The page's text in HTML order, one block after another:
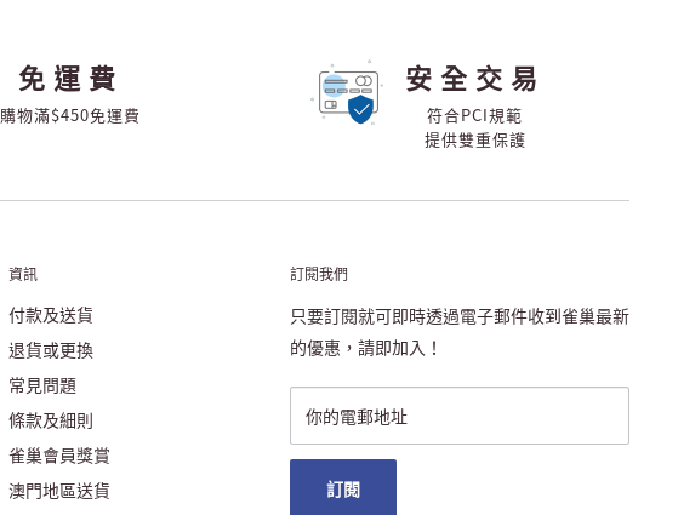
免運費
購物滿$450免運費
安全交易
符合PCI規範
提供雙重保護
資訊
付款及送貨
退貨或更換
常見問題
條款及細則
雀巢會員獎賞
澳門地區送貨
訂閱我們
只要訂閱就可即時透過電子郵件收到雀巢最新
的優惠，請即加入！
你的電郵地址
訂閱